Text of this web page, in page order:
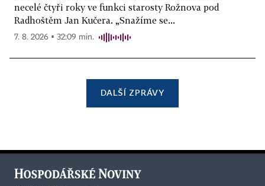
necelé čtyři roky ve funkci starosty Rožnova pod
Radhoštěm Jan Kučera. „Snažíme se...
7. 8. 2026 ▪ 32:09 min.
DALŠÍ ZPRÁVY